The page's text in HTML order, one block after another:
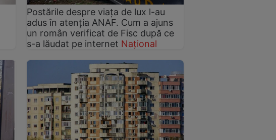
Postările despre viața de lux l-au
adus în atenția ANAF. Cum a ajuns
un român verificat de Fisc după ce
s-a lăudat pe internet Național